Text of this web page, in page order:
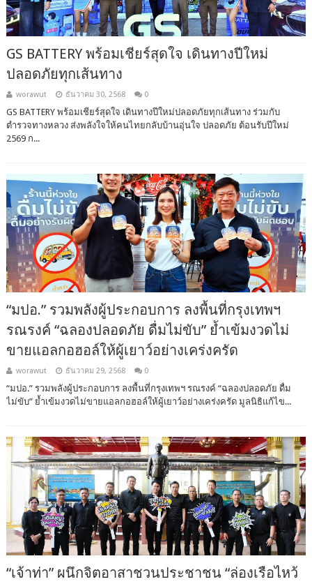
GS BATTERY พร้อมเชียร์สุดใจ เดินทางปีใหม่
ปลอดภัยทุกเส้นทาง
worawut ธันวาคม 30, 2568 0
GS BATTERY พร้อมเชียร์สุดใจ เดินทางปีใหม่ปลอดภัยทุกเส้นทาง ร่วมกับ
ตำรวจทางหลวง ส่งพลังใจให้คนไทยกลับบ้านอุ่นใจ ปลอดภัย ต้อนรับปีใหม่
2569 ก...
“มปอ.” รวมพลังผู้ประกอบการ ลงพื้นที่กรุงเทพฯ
รณรงค์ “ฉลองปลอดภัย ดื่มไม่ขับ” ย้ำเข้มงวดไม่
ขายแอลกอฮอล์ให้ผู้เยาว์อย่างเคร่งครัด
worawut ธันวาคม 29, 2568 0
“มปอ.” รวมพลังผู้ประกอบการ ลงพื้นที่กรุงเทพฯ รณรงค์ “ฉลองปลอดภัย ดื่ม
ไม่ขับ” ย้ำเข้มงวดไม่ขายแอลกอฮอล์ให้ผู้เยาว์อย่างเคร่งครัด มูลนิธิแก้ไข...
“เจ้าท่า” ผนึกจิตอาสาชวนประชาชน “ล่องเรือไหว้